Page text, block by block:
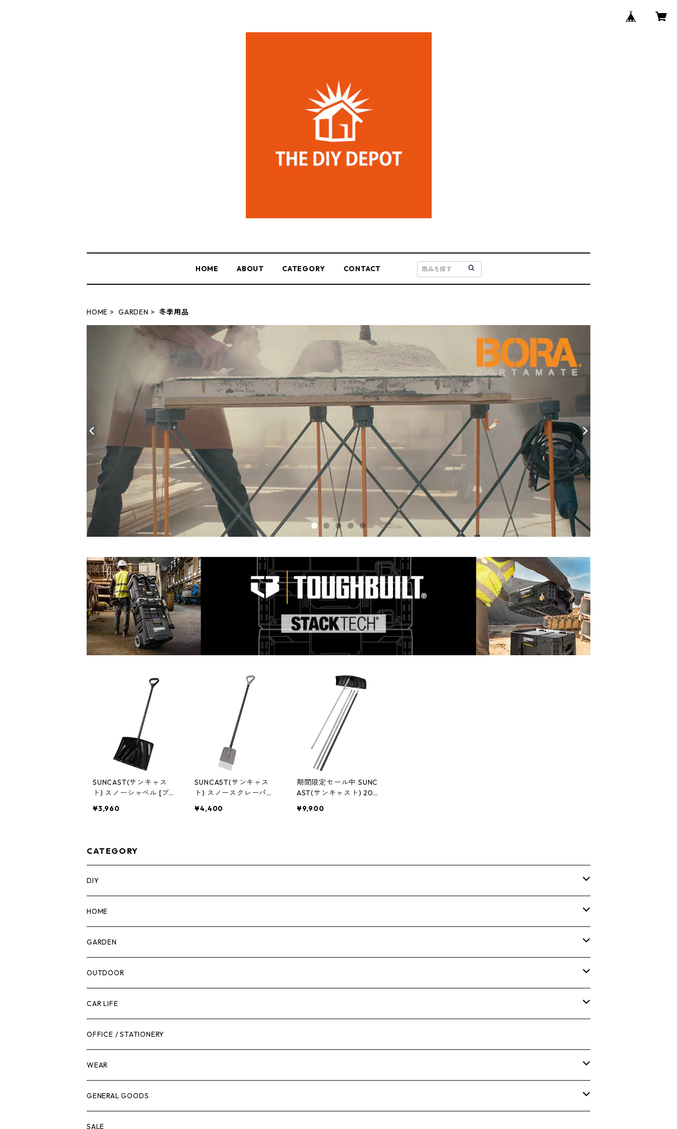
HOME ABOUT CATEGORY CONTACT
HOME GARDEN 冬季用品
SUNCAST(サンキャス
ト) スノーシャベル [ブラ
¥3,960
SUNCAST(サンキャス
ト) スノースクレーパー
¥4,400
期間限定セール中 SUNC
AST(サンキャスト) 20ft
メリカ製 SRR2100
¥9,900
CATEGORY
DIY
マーカー
計測機器
腰袋・ツールホルスター
工具箱
作業台
脚立
ケミカル
その他
HOME
5ガロンバケツ
キッチン
日用品
ボディケア
GARDEN
剪定ばさみ
ガーデンツール
ガーデンチェア
キャビネット・ツールハンガー
冬季用品
その他
OUTDOOR
スツール
バンジーバンド
ストレージボックス
クーラーボックス
ナイフ
CAR LIFE
メンテナンスグッズ
車内グッズ
車外グッズ
芳香剤
OFFICE / STATIONERY
WEAR
トップス
ボトムス
GENERAL GOODS
ウォレット
SALE